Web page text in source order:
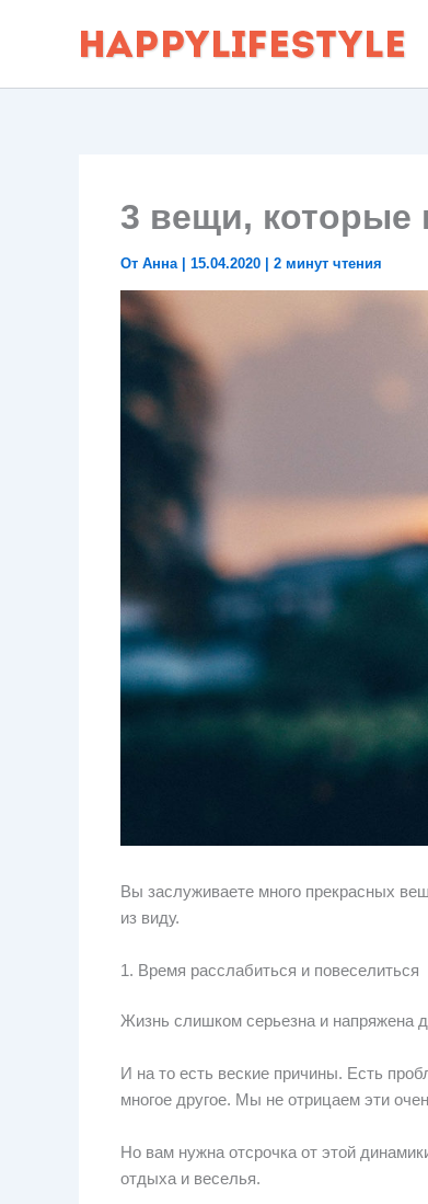
содержимому
3 вещи, которые
От Анна | 15.04.2020 | 2 минут чтения
Вы заслуживаете много прекрасных
из виду.
1. Время расслабиться и повеселиться
Жизнь слишком серьезна и напряжена
И на то есть веские причины. Есть
многое другое. Мы не отрицаем эти
Но вам нужна отсрочка от этой
отдыха и веселья.